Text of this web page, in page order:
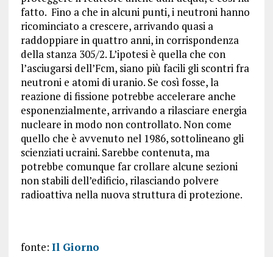
fatto. Fino a che in alcuni punti, i neutroni hanno
ricominciato a crescere, arrivando quasi a
raddoppiare in quattro anni, in corrispondenza
della stanza 305/2. L’ipotesi è quella che con
l’asciugarsi dell’Fcm, siano più facili gli scontri fra
neutroni e atomi di uranio. Se così fosse, la
reazione di fissione potrebbe accelerare anche
esponenzialmente, arrivando a rilasciare energia
nucleare in modo non controllato. Non come
quello che è avvenuto nel 1986, sottolineano gli
scienziati ucraini. Sarebbe contenuta, ma
potrebbe comunque far crollare alcune sezioni
non stabili dell’edificio, rilasciando polvere
radioattiva nella nuova struttura di protezione.
fonte: Il Giorno